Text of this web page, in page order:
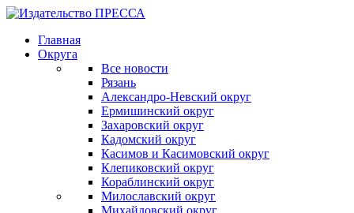
Главная
Округа
Все новости
Рязань
Александро-Невский округ
Ермишинский округ
Захаровский округ
Кадомский округ
Касимов и Касимовский округ
Клепиковский округ
Кораблинский округ
Милославский округ
Михайловский округ